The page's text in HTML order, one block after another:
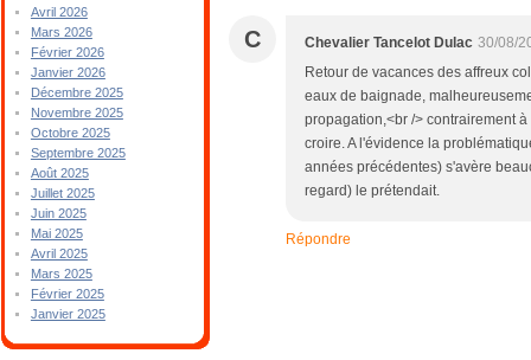
Avril 2026
Mars 2026
Février 2026
Janvier 2026
Décembre 2025
Novembre 2025
Octobre 2025
Septembre 2025
Août 2025
Juillet 2025
Juin 2025
Mai 2025
Avril 2025
Mars 2025
Février 2025
Janvier 2025
C Chevalier Tancelot Dulac 30/08/
Retour de vacances des affreux
eaux de baignade,
propagation,<br /> contrairement
croire. A l'évidence la
années précédentes) s'avère
regard) le prétendait.
Répondre